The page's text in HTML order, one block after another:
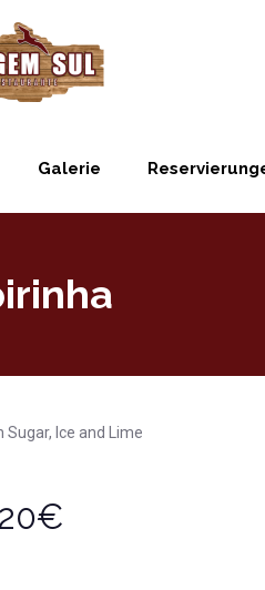
Galerie
Sugar, Ice and Lime